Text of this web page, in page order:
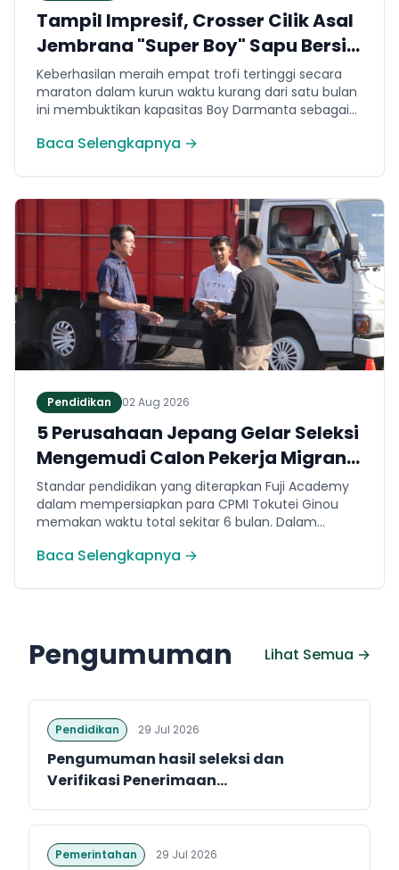
Tampil Impresif, Crosser Cilik Asal
Jembrana "Super Boy" Sapu Bersih
4 Gelar Juara Motocross 50cc di
Jawa
Keberhasilan meraih empat trofi tertinggi secara
maraton dalam kurun waktu kurang dari satu bulan
ini membuktikan kapasitas Boy Darmanta sebagai
dimiliki Jembrana di kancah motocross nasional
Baca Selengkapnya →
Pendidikan 02 Aug 2026
5 Perusahaan Jepang Gelar Seleksi
Mengemudi Calon Pekerja Migran
Jembrana
Standar pendidikan yang diterapkan Fuji Academy
dalam mempersiapkan para CPMI Tokutei Ginou
memakan waktu total sekitar 6 bulan. Dalam
menguasai sejumlah kompetensi. Seperti
(internal Fuji Academy). Sertifikasi resmi bahasa
Jepang.
Baca Selengkapnya →
Pengumuman Lihat Semua →
Pendidikan 29 Jul 2026
Pengumuman hasil seleksi dan
Verifikasi Penerimaan...
Pemerintahan 29 Jul 2026